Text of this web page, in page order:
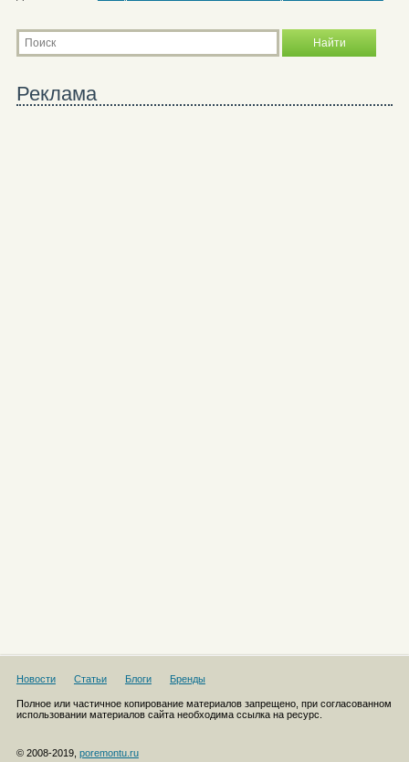
Реклама
Новости Статьи Блоги Бренды
Полное или частичное копирование материалов запрещено, при согласованном
использовании материалов сайта необходима ссылка на ресурс.
© 2008-2019, poremontu.ru